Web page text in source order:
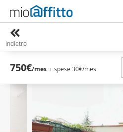
indietro
750€/mes + spese 30€/mes